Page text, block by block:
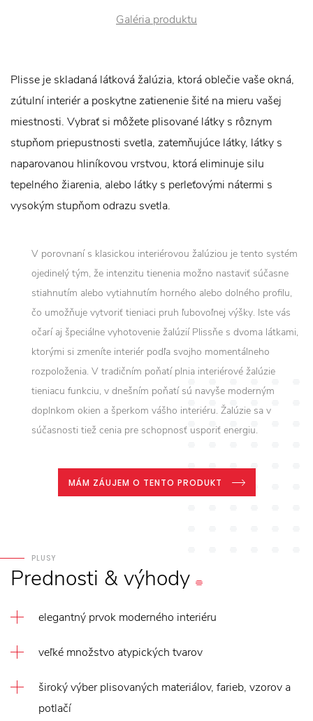
Galéria produktu
Plisse je skladaná látková žalúzia, ktorá oblečie vaše okná,
zútulní interiér a poskytne zatienenie šité na mieru vašej
miestnosti. Vybrať si môžete plisované látky s rôznym
stupňom priepustnosti svetla, zatemňujúce látky, látky s
naparovanou hliníkovou vrstvou, ktorá eliminuje silu
tepelného žiarenia, alebo látky s perleťovými nátermi s
vysokým stupňom odrazu svetla.
V porovnaní s klasickou interiérovou žalúziou je tento systém
ojedinelý tým, že intenzitu tienenia možno nastaviť súčasne
stiahnutím alebo vytiahnutím horného alebo dolného profilu,
čo umožňuje vytvoriť tieniaci pruh ľubovoľnej výšky. Iste vás
očarí aj špeciálne vyhotovenie žalúzií Plissňe s dvoma látkami,
ktorými si zmeníte interiér podľa svojho momentálneho
rozpoloženia. V tradičním poňatí plnia interiérové žalúzie
tieniacu funkciu, v dnešním poňatí sú navyše moderným
doplnkom okien a šperkom vášho interiéru. Žalúzie sa v
súčasnosti tiež cenia pre schopnosť usporiť energiu.
MÁM ZÁUJEM O TENTO PRODUKT
PLUSY
Prednosti &výhody
elegantný prvok moderného interiéru
veľké množstvo atypických tvarov
široký výber plisovaných materiálov, farieb, vzorov a
potlačí